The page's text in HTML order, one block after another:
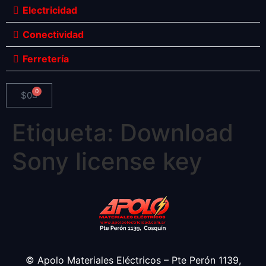
Electricidad
Conectividad
Ferretería
$0 0
Etiqueta: Download
Sony license key
© Apolo Materiales Eléctricos – Pte Perón 1139,